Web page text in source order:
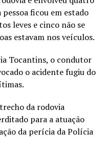
ficou em estado
leves e cinco não se
estavam nos veículos.
Tocantins, o condutor
o acidente fugiu do
da rodovia
para a atuação
da perícia da Polícia